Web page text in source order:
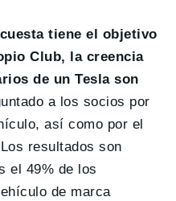
tiene el objetivo
Club, la creencia
de un Tesla son
a los socios por
así como por el
resultados son
el 49% de los
de marca